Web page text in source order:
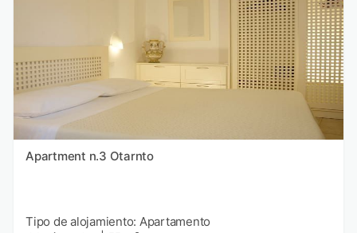
Apartment n.3 Otarnto
Tipo de alojamiento: Apartamento